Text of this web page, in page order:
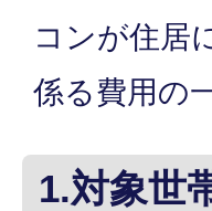
コンが住居
係る費用の
1.対象世